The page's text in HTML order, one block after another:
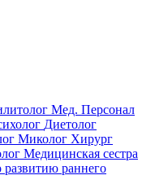
Мед. Персонал
Диетолог
Миколог Хирург
Медицинская сестра
раннего